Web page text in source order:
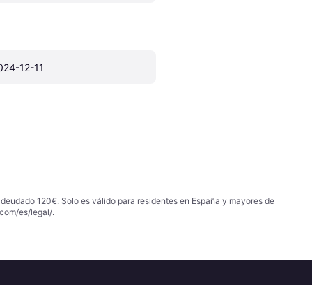
12-11
120€. Solo es válido para residentes en España y mayores de
es/legal/.